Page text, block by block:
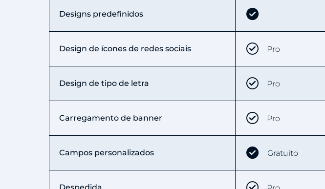
Designs predefinidos
Design de ícones de redes sociais Pro
Design de tipo de letra Pro
Carregamento de banner Pro
Campos personalizados Gratuito